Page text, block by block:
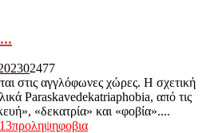
02477
στις αγγλόφωνες χώρες. Η σχετική
Paraskavedekatriaphobia, από τις
«δεκατρία» και «φοβία»....
προληψηφοβια